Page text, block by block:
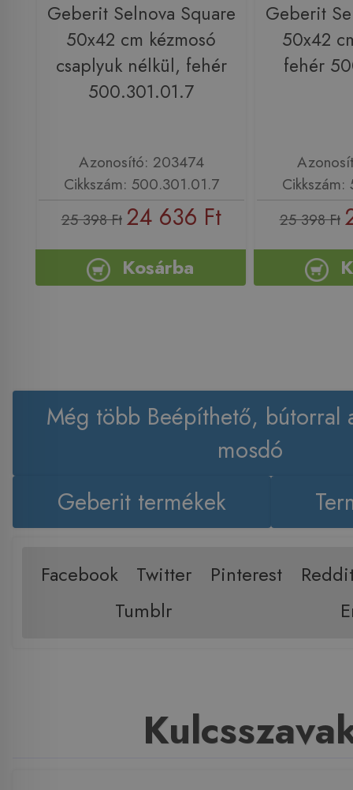
Geberit Selnova Square
50x42 cm kézmosó
csaplyuk nélkül, fehér
500.301.01.7
Azonosító: 203474
Cikkszám: 500.301.01.7
25 398 Ft 24 636 Ft
Kosárba
Geberit
50x42
fehér
25 398 Ft
Még több Beépíthető, bútorral
mosdó
Geberit termékek
Facebook Twitter Pinterest
Tumblr